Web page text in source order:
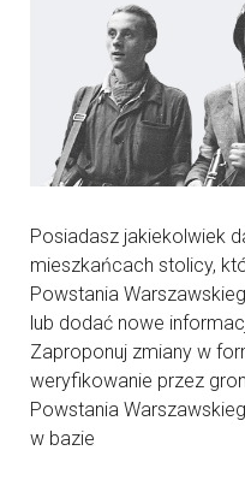
Posiadasz jakiekolwiek
mieszkańcach stolicy,
Powstania
lub dodać nowe
Zaproponuj zmiany w
weryfikowanie przez
Powstania
w bazie